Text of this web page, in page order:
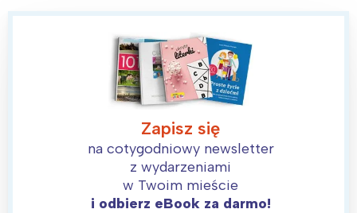
Zapisz się
na cotygodniowy newsletter
z wydarzeniami
w Twoim mieście
i odbierz eBook za darmo!